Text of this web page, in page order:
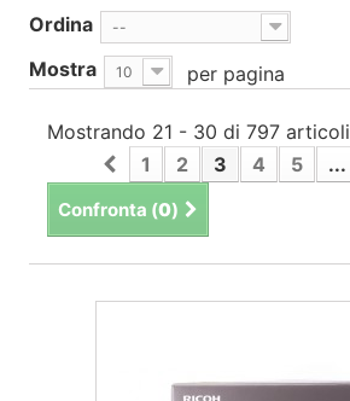
Ordina --
Mostra 10 per pagina
Confronta (0)
1 2 3 4 5 ...
Mostrando 21 - 30 di 797 articoli